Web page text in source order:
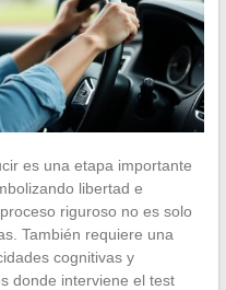
es una etapa importante
libertad e
riguroso no es solo
También requiere una
cognitivas y
donde interviene el test